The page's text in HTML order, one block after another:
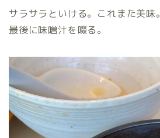
サラサラといける。これまた美味。
最後に味噌汁を啜る。